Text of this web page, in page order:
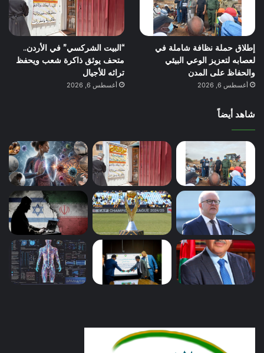
إطلاق حملة نظافة شاملة في
لعصابه لتعزيز الوعي البيئي
والحفاظ على المدن
أغسطس 6, 2026
“البيت الشركسي” في الأردن..
متحف يوثق ذاكرة شعب ويحفظ
تراثه للأجيال
أغسطس 6, 2026
شاهد أيضاً